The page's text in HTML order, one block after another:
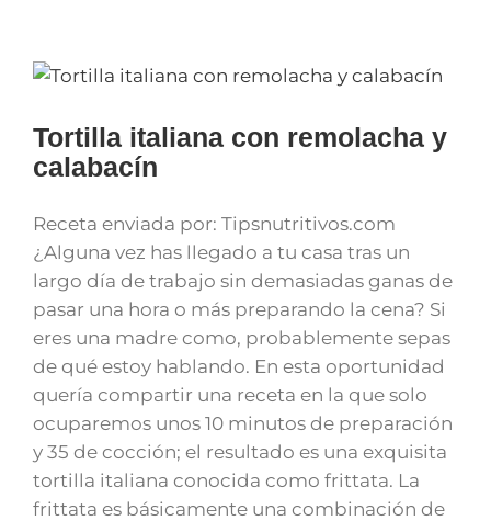
Tortilla italiana con remolacha y
calabacín
Receta enviada por: Tipsnutritivos.com
¿Alguna vez has llegado a tu casa tras un
largo día de trabajo sin demasiadas ganas de
pasar una hora o más preparando la cena? Si
eres una madre como, probablemente sepas
de qué estoy hablando. En esta oportunidad
quería compartir una receta en la que solo
ocuparemos unos 10 minutos de preparación
y 35 de cocción; el resultado es una exquisita
tortilla italiana conocida como frittata. La
frittata es básicamente una combinación de